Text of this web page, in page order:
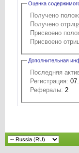
Оценка
Получено
Получено
Присвоено
Присвоено
Дополнительная
Последняя
Регистрация:
Рефералы: 2